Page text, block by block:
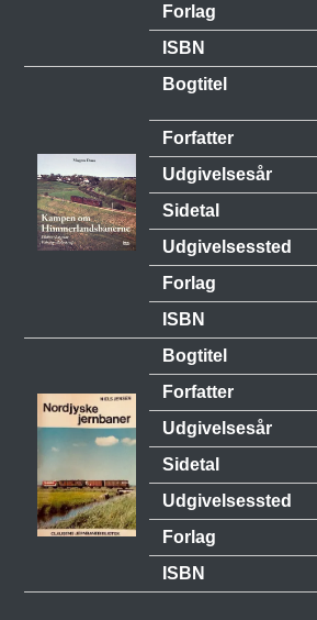
Forlag
ISBN
Bogtitel
Forfatter
Udgivelsesår
Sidetal
Udgivelsessted
Forlag
ISBN
Bogtitel
Forfatter
Udgivelsesår
Sidetal
Udgivelsessted
Forlag
ISBN